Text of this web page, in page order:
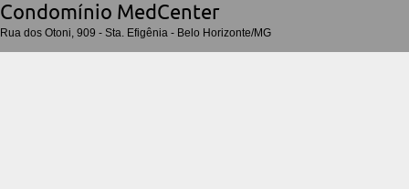
Condomí­nio MedCenter
Rua dos Otoni, 909 - Sta. Efigênia - Belo Horizonte/MG